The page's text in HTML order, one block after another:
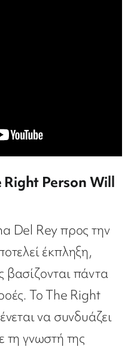
Right Person Will
Del Rey προς την
έκπληξη,
πάντα
Το The Right
να συνδυάζει
τη γνωστή της